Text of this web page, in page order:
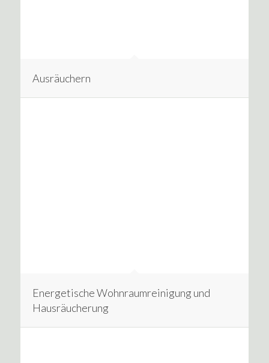
Ausräuchern
Energetische Wohnraumreinigung und
Hausräucherung